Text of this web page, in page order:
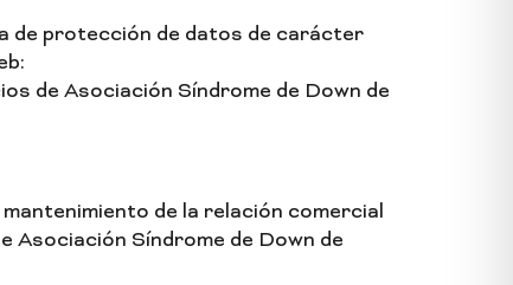
de protección de datos de carácter
de Asociación Síndrome de Down de
de la relación comercial
Asociación Síndrome de Down de